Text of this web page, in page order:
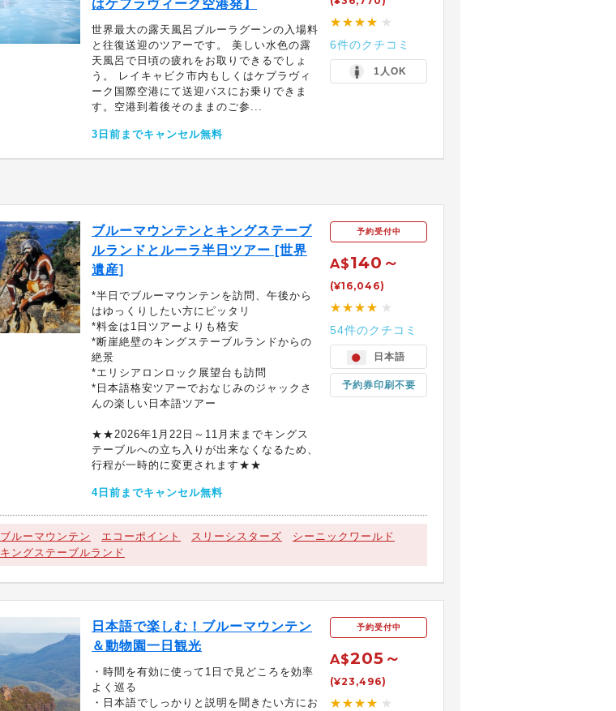
はケフラヴィーク空港発】
世界最大の露天風呂ブルーラグーンの入場料
と往復送迎のツアーです。 美しい水色の露
天風呂で日頃の疲れをお取りできるでしょ
う。 レイキャビク市内もしくはケプラヴィ
ーク国際空港にて送迎バスにお乗りできま
す。空港到着後そのままのご参...
3日前までキャンセル無料
★★★★ ★
6件のクチコミ
1人OK
ブルーマウンテンとキングステーブ
ルランドとルーラ半日ツアー [世界
遺産]
*半日でブルーマウンテンを訪問、午後から
はゆっくりしたい方にピッタリ
*料金は1日ツアーよりも格安
*断崖絶壁のキングステーブルランドからの
絶景
*エリシアロンロック展望台も訪問
*日本語格安ツアーでおなじみのジャックさ
んの楽しい日本語ツアー
★★2026年1月22日～11月末までキングス
テーブルへの立ち入りが出来なくなるため、
行程が一時的に変更されます★★
4日前までキャンセル無料
予約受付中
A$140～
(¥16,046)
★★★★ ★
54件のクチコミ
日本語
予約券印刷不要
ブルーマウンテン エコーポイント スリーシスターズ
シーニックワールド
キングステーブルランド
日本語で楽しむ！ブルーマウンテン
＆動物園一日観光
・時間を有効に使って1日で見どころを効率
よく巡る
・日本語でしっかりと説明を聞きたい方にお
予約受付中
A$205～
(¥23,496)
★★★★ ★